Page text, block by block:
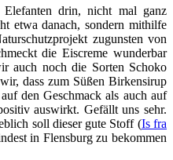
drin, nicht mal ganz
etwa danach, sondern mithilfe
zugunsten von
die Eiscreme wunderbar
auch noch die Sorten Schoko
dass zum Süßen Birkensirup
den Geschmack als auch auf
auswirkt. Gefällt uns sehr.
soll dieser gute Stoff (Is fra
in Flensburg zu bekommen